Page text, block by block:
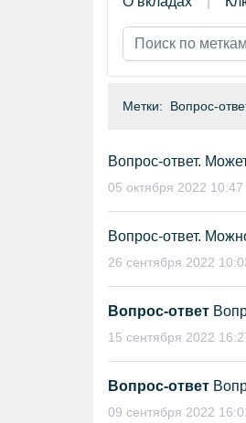
Метки: Вопрос-
Вопрос-ответ.
05 октября 2022 10:47
Вопрос-ответ.
26 сентября 2022
Вопрос-ответ
15 сентября 2022
Вопрос-ответ
09 сентября 2022